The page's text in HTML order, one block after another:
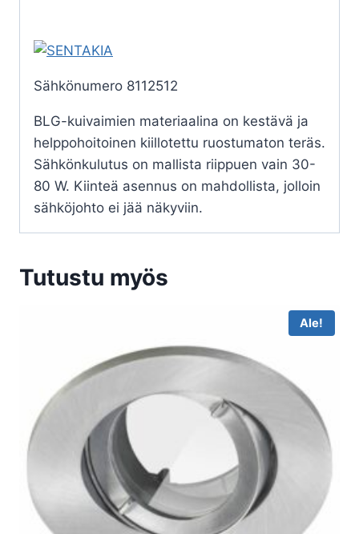
määrä
Sähkönumero 8112512
BLG-kuivaimien materiaalina on kestävä ja
helppohoitoinen kiillotettu ruostumaton teräs.
Sähkönkulutus on mallista riippuen vain 30-
80 W. Kiinteä asennus on mahdollista, jolloin
sähköjohto ei jää näkyviin.
Tutustu myös
Ale!